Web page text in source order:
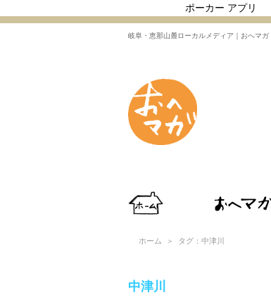
ポーカー アプリ
岐阜・恵那山麓ローカルメディア｜おへマガ
ホーム ＞ タグ：中津川
中津川